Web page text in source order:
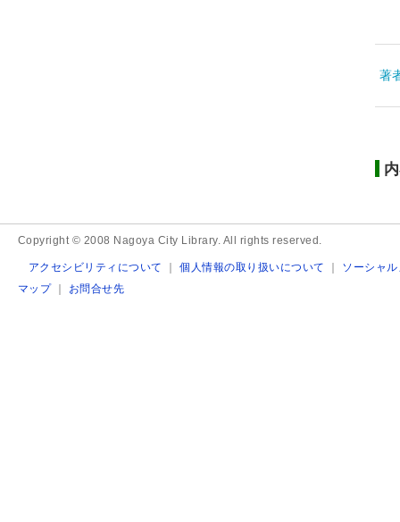
著
Copyright © 2008 Nagoya City Library. All rights reserved.
アクセシビリティについて ｜個人情報の取り扱いについて ｜ ソーシャ
マップ｜ お問合せ先